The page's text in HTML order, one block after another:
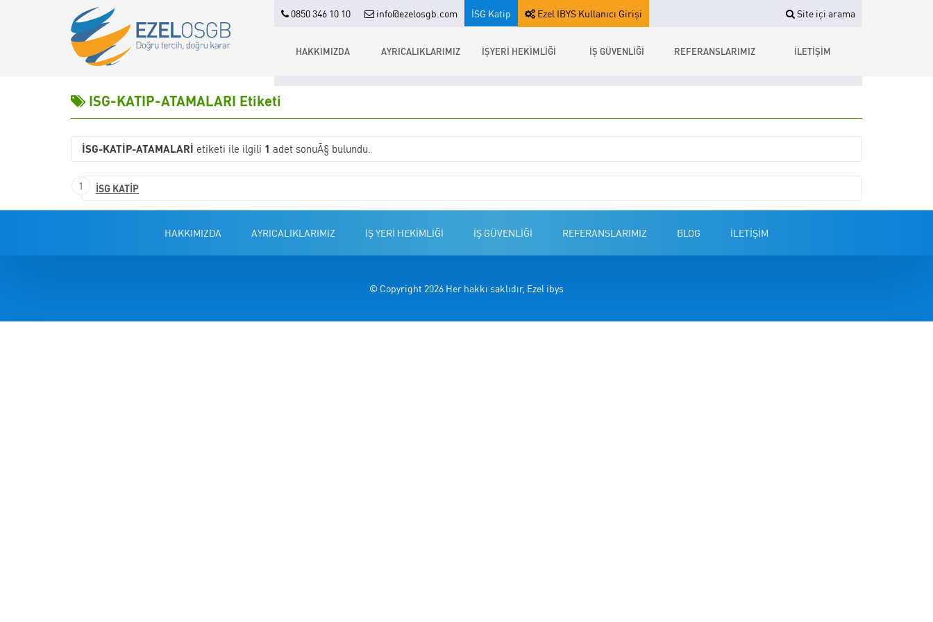
0850 346 10 10 info@ezelosgb.com İSG Katip Ezel IBYS Kullanıcı Girişi Site içi arama
HAKKIMIZDA AYRICALIKLARIMIZ İŞYERİ HEKİMLİĞİ İŞ GÜVENLİĞİ REFERANSLARIMIZ İLETİŞİM
ISG-KATIP-ATAMALARI Etiketi
ISG-KATIP-ATAMALARI etiketi ile ilgili 1 adet sonuÃ§ bulundu.
1 İSG KATİP
HAKKIMIZDA AYRICALIKLARIMIZ İŞ YERİ HEKİMLİĞİ İŞ GÜVENLİĞİ REFERANSLARIMIZ BLOG İLETİŞİM
© Copyright 2026 Her hakkı saklıdır, Ezel ibys